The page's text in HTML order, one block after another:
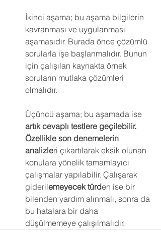
İkinci aşama; bu aşama bilgilerin
kavranması ve uygulanması
aşamasıdır. Burada önce çözümlü
sorularla işe başlanmalıdır. Bunun
için çalışılan kaynakta örnek
soruların mutlaka çözümleri
olmalıdır.
Üçüncü aşama; bu aşamada ise
artık cevaplı testlere geçilebilir.
Özellikle son denemelerin
analizleri çıkartılarak eksik olunan
konulara yönelik tamamlayıcı
çalışmalar yapılabilir. Çalışarak
giderilemeyecek türden ise bir
bilenden yardım alınmalı, sonra da
bu hatalara bir daha
düşülmemeye çalışılmalıdır.